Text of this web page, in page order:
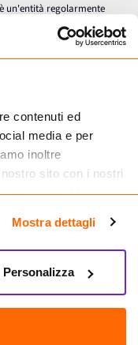
contenuti ed
media e per
inoltre
sito con i nostri
web, pubblicità e
raccolto dal
Mostra dettagli
Personalizza
un'entità regolarmente
la vendita online di
Napoli